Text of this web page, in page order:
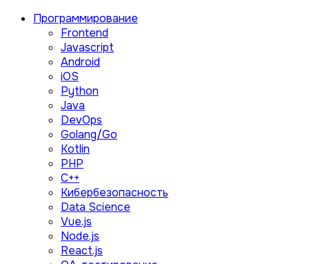
Программирование
Frontend
Javascript
Android
iOS
Python
Java
DevOps
Golang/Go
Kotlin
PHP
C++
Кибербезопасность
Data Science
Vue.js
Node.js
React.js